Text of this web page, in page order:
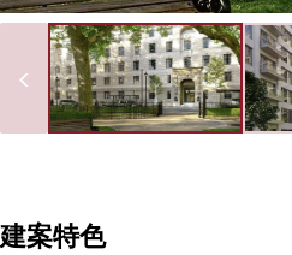
建案特色